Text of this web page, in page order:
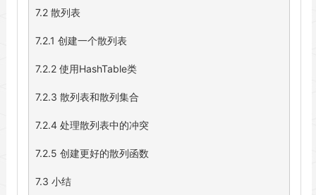
7.2 散列表
7.2.1 创建一个散列表
7.2.2 使用HashTable类
7.2.3 散列表和散列集合
7.2.4 处理散列表中的冲突
7.2.5 创建更好的散列函数
7.3 小结